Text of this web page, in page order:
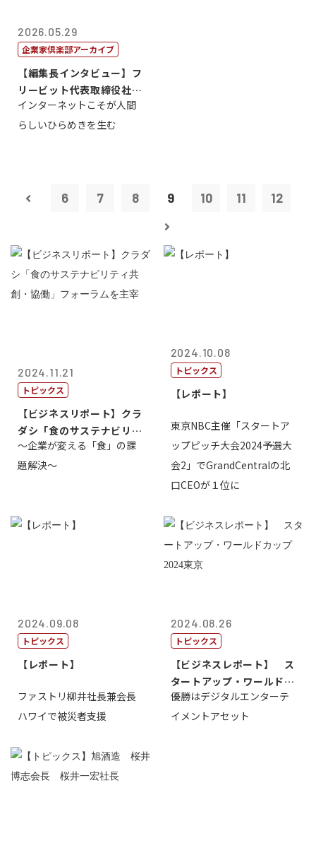
2026.05.29
企業家倶楽部アーカイブ
【編集長インタビュー】フ
リービット代表取締役社長
ＣＥＯ 石田...
インターネットこそが人間
らしいひらめきを生む
6 7 8 9 10 11 12
2024.11.21
トピックス
【ビジネスリポート】クラ
ダシ「食のサステナビリテ
ィ共創・協働...
～企業が変える「食」の課
題解決～
2024.10.08
トピックス
【レポート】
東京NBC主催「スタートア
ップピッチ大会2024予選大
会2」でGrandCentralの北
口CEOが１位に
2024.09.08
トピックス
【レポート】
ファストリ柳井社長兼会長
ハワイで被災者支援
2024.08.26
トピックス
【ビジネスレポート】 ス
タートアップ・ワールドカ
ップ2024...
優勝はデジタルエンターテ
イメントアセット